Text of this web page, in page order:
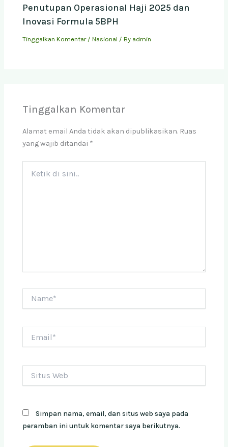
Penutupan Operasional Haji 2025 dan
Inovasi Formula 5BPH
Tinggalkan Komentar /Nasional / By admin
Tinggalkan Komentar
Alamat email Anda tidak akan dipublikasikan. Ruas
yang wajib ditandai *
Web
Simpan nama, email, dan situs web saya pada
peramban ini untuk komentar saya berikutnya.